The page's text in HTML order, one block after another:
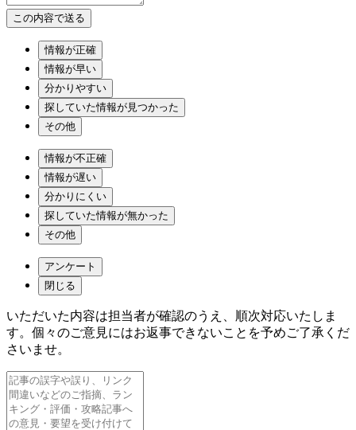
情報が正確
情報が早い
分かりやすい
探していた情報が見つかった
その他
情報が不正確
情報が遅い
分かりにくい
探していた情報が無かった
その他
アンケート
閉じる
いただいた内容は担当者が確認のうえ、順次対応いたしま
す。個々のご意見にはお返事できないことを予めご了承くだ
さいませ。